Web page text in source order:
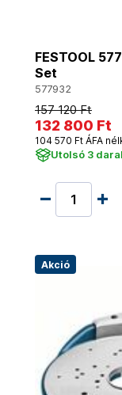
FESTOOL
Set
577932
157 120 Ft
132 800 Ft
104 570 Ft ÁFA
Utolsó 3
Akció